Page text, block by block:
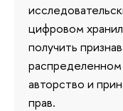
цифровом
получить
авторство и
прав.